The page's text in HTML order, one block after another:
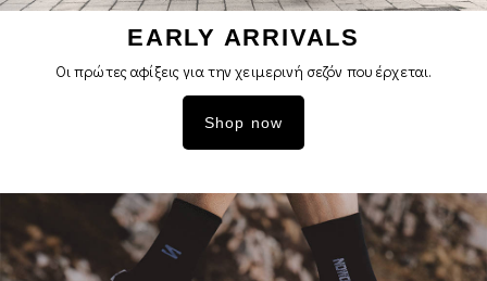
EARLY ARRIVALS
Οι πρώτες αφίξεις για την χειμερινή σεζόν που έρχεται.
Shop now